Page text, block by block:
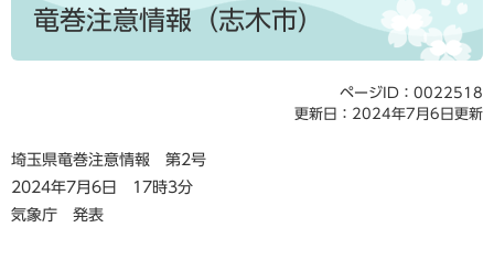
竜巻注意情報（志木市）
ページID：0022518
更新日：2024年7月6日更新
埼玉県竜巻注意情報 第2号
2024年7月6日 17時3分
気象庁 発表